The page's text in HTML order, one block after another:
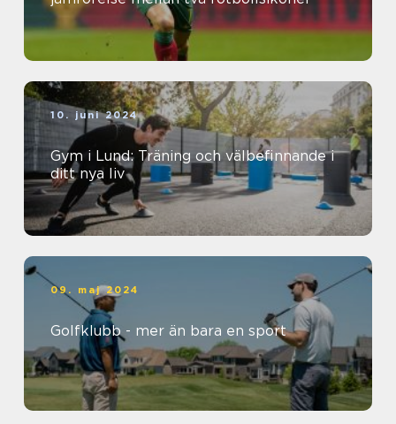
10. juni 2024
Gym i Lund: Träning och välbefinnande i
ditt nya liv
09. maj 2024
Golfklubb - mer än bara en sport